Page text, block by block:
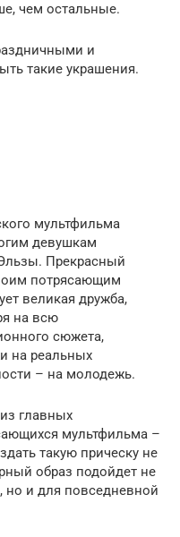
чем остальные.
и
такие украшения.
мультфильма
девушкам
Прекрасный
потрясающим
великая дружба,
на всю
сюжета,
на реальных
– на молодежь.
главных
мультфильма –
такую прическу не
образ подойдет не
но и для повседневной